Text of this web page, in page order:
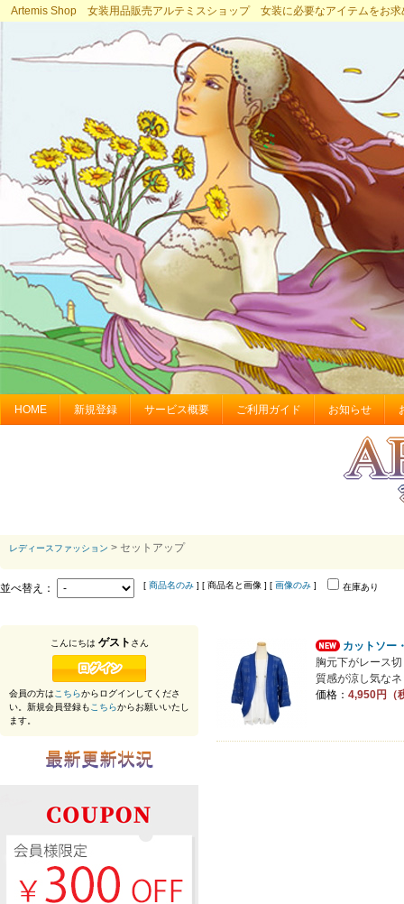
Artemis Shop 女装用品販売アルテミスショップ 女装に必要なアイテムをお求
HOME 新規登録 サービス概要 ご利用ガイド お知らせ
レディースファッション > セットアップ
並べ替え： [ 商品名のみ ] [ 商品名と画像 ] [ 画像のみ ] 在庫あり
カットソー
胸元下がレース
質感が涼し気な
価格： 4,950円（
こんにちは ゲスト さん
会員の方はこちらからログインしてくださ
い。新規会員登録もこちらからお願いいたし
ます。